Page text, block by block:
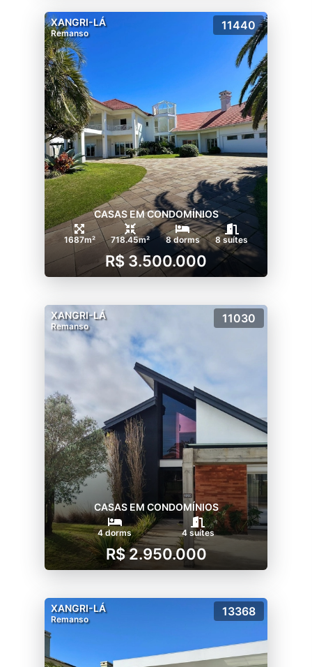
XANGRI-LÁ
Remanso
11440
CASAS EM CONDOMÍNIOS
1687m² 718.45m² 8 dorms 8 suítes
R$ 3.500.000
XANGRI-LÁ
Remanso
11030
CASAS EM CONDOMÍNIOS
4 dorms 4 suítes
R$ 2.950.000
XANGRI-LÁ
Remanso
13368